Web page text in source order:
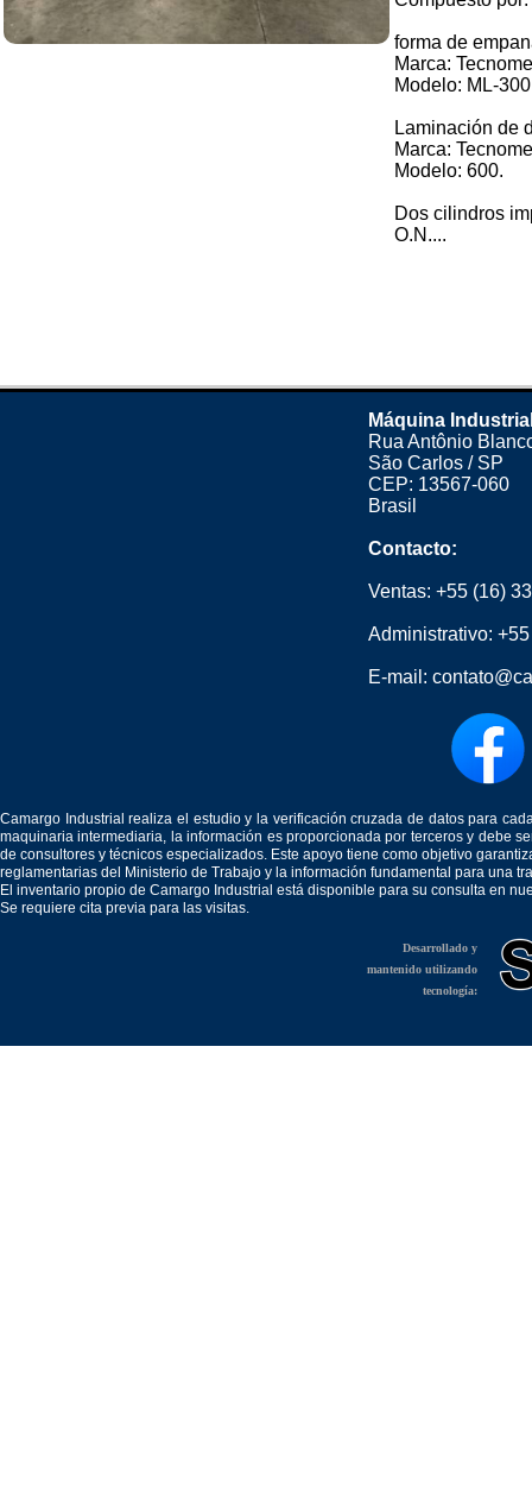
forma de
Marca:
Modelo: ML-
Laminación de
Marca:
Modelo: 600.
Dos cilindros
O.N....
Máquina
Rua Antônio
São Carlos / SP
CEP: 13567-060
Brasil
Contacto:
Ventas: +55 (16)
Administrativo:
E-mail:
Camargo Industrial realiza el estudio y la verificación cruzada de datos para
maquinaria intermediaria, la información es proporcionada por terceros y debe
de consultores y técnicos especializados. Este apoyo tiene como objetivo
reglamentarias del Ministerio de Trabajo y la información fundamental para una
El inventario propio de Camargo Industrial está disponible para su consulta en
Se requiere cita previa para las visitas.
Desarrollado y
mantenido utilizando
tecnología: